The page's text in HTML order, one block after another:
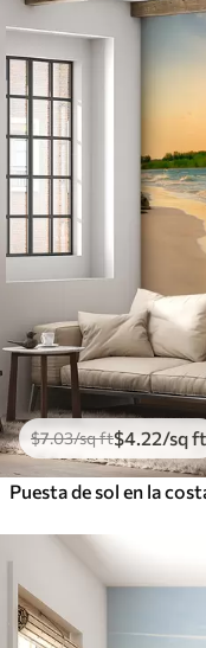
$7.03/sq ft$4 .22/sq ft
Puesta de sol en la